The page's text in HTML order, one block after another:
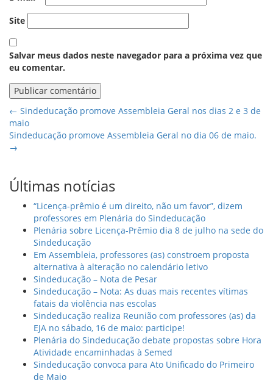
Site
Salvar meus dados neste navegador para a próxima vez que
eu comentar.
← Sindeducação promove Assembleia Geral nos dias 2 e 3 de
maio
Sindeducação promove Assembleia Geral no dia 06 de maio.
→
Últimas notícias
“Licença-prêmio é um direito, não um favor”, dizem
professores em Plenária do Sindeducação
Plenária sobre Licença-Prêmio dia 8 de julho na sede do
Sindeducação
Em Assembleia, professores (as) constroem proposta
alternativa à alteração no calendário letivo
Sindeducação – Nota de Pesar
Sindeducação – Nota: As duas mais recentes vítimas
fatais da violência nas escolas
Sindeducação realiza Reunião com professores (as) da
EJA no sábado, 16 de maio: participe!
Plenária do Sindeducação debate propostas sobre Hora
Atividade encaminhadas à Semed
Sindeducação convoca para Ato Unificado do Primeiro
de Maio